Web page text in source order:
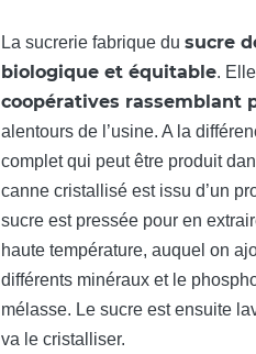
La sucrerie fabrique du sucre
biologique et équitable.
coopératives rassemblant
alentours de l’usine. A la
complet qui peut être produit
canne cristallisé est issu d’un
sucre est pressée pour en
haute température, auquel on
différents minéraux et le
mélasse. Le sucre est ensuite
va le cristalliser.